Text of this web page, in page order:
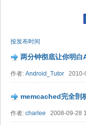
按发布时间
两分钟彻底让你明
作者: Android_Tutor 2010-
memcached完全剖
作者: charlee 2008-09-28